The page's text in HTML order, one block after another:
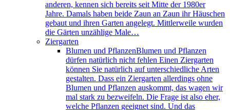
anderen, kennen sich bereits seit Mitte der 1980er
Jahre. Damals haben beide Zaun an Zaun ihr Häuschen
gebaut und ihren Garten angelegt. Mittlerweile wurden
die Gärten unzählige Male…
Ziergarten
Blumen und PflanzenBlumen und Pflanzen
dürfen natürlich nicht fehlen Einen Ziergarten
können Sie natürlich auf unterschiedliche Arten
gestalten. Dass ein Ziergarten allerdings ohne
Blumen und Pflanzen auskommt, das wagen wir
mal stark zu bezweifeln. Die Frage ist also eher,
welche Pflanzen geeignet sind. Und das